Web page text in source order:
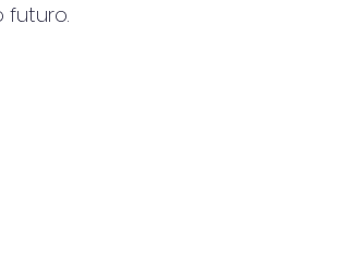
futuro.